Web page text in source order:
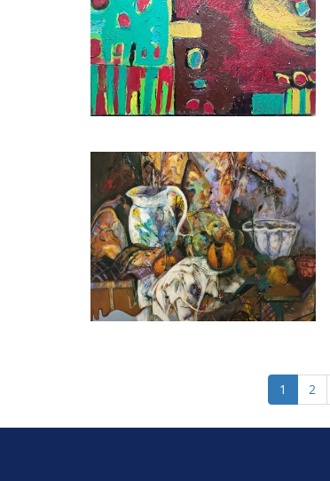
Página
actual
1 Page
2